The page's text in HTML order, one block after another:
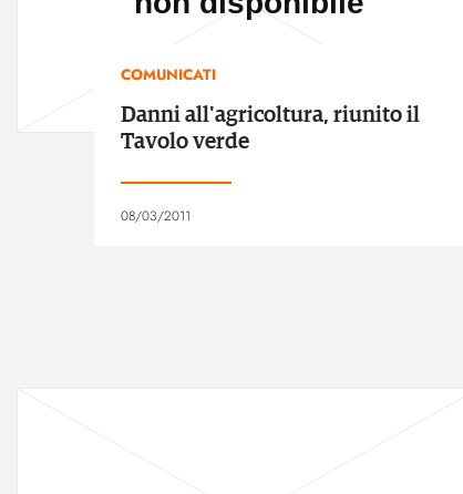
COMUNICATI
Danni all'agricoltura, riunito il
Tavolo verde
08/03/2011